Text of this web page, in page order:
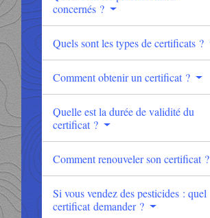
concernés ?
Quels sont les types de certificats ?
Comment obtenir un certificat ?
Quelle est la durée de validité du
certificat ?
Comment renouveler son certificat ?
Si vous vendez des pesticides : quel
certificat demander ?